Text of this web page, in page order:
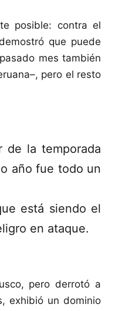
posible: contra el
que puede
mes también
pero el resto
de la temporada
año fue todo un
está siendo el
en ataque.
pero derrotó a
exhibió un dominio